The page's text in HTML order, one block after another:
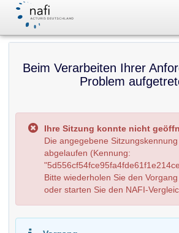
Beim Verarbeiten Ihrer
Problem
Ihre Sitzung konnte nicht
Die angegebene
abgelaufen (Kennung:
Bitte wiederholen Sie den
oder starten Sie den NAFI-